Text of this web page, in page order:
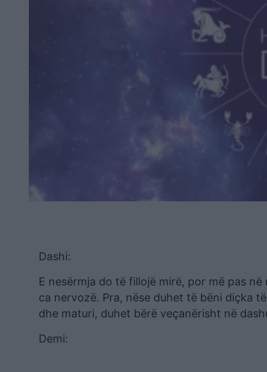
Dashi:
E nesërmja do të fillojë mirë, por më pas
ca nervozë. Pra, nëse duhet të bëni diçka
dhe maturi, duhet bërë veçanërisht në
Demi: